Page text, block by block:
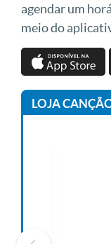
agendar um
meio do
LOJA